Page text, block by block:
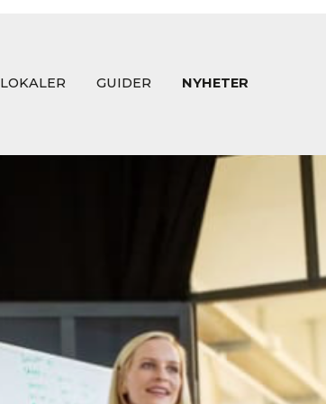
LOKALER GUIDER NYHETER